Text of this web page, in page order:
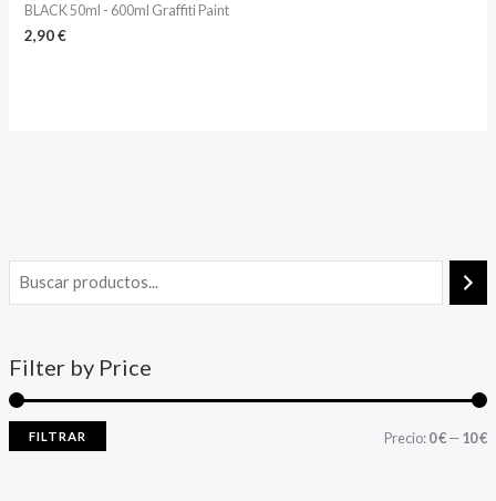
Filter by Price
FILTRAR Precio:0 €—10 €
BLACK 50ml - 600ml Graffiti Paint
2,90€